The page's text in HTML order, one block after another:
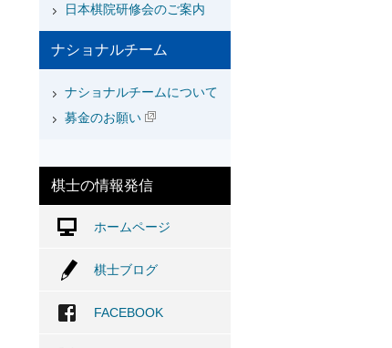
日本棋院研修会のご案内
ナショナルチーム
ナショナルチームについて
募金のお願い
棋士の情報発信
ホームページ
棋士ブログ
FACEBOOK